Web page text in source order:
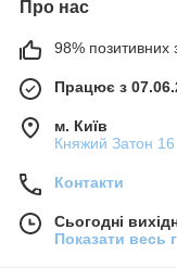
Про нас
98% позитивних
Працює з
м. Київ
Княжий Затон 16
Контакти
Сьогодні
Показати весь